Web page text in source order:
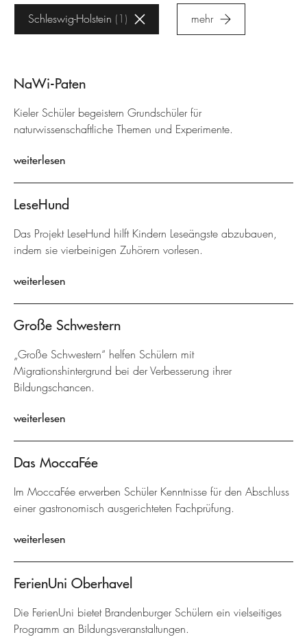
Schleswig-Holstein 1 mehr
NaWi-Paten
Kieler Schüler begeistern Grundschüler für
naturwissenschaftliche Themen und Experimente.
weiterlesen
LeseHund
Das Projekt LeseHund hilft Kindern Leseängste abzubauen,
indem sie vierbeinigen Zuhörern vorlesen.
weiterlesen
Große Schwestern
„Große Schwestern“ helfen Schülern mit
Migrationshintergrund bei der Verbesserung ihrer
Bildungschancen.
weiterlesen
Das MoccaFée
Im MoccaFée erwerben Schüler Kenntnisse für den Abschluss
einer gastronomisch ausgerichteten Fachprüfung.
weiterlesen
FerienUni Oberhavel
Die FerienUni bietet Brandenburger Schülern ein vielseitiges
Programm an Bildungsveranstaltungen.